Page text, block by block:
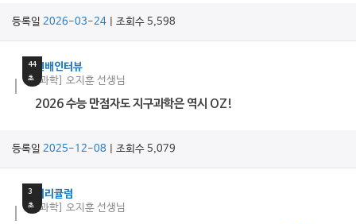
등록일 2026-03-24| 조회수 5,598
44
초
선배인터뷰
[과학] 오지훈 선생님
2026 수능 만점자도 지구과학은 역시 OZ!
등록일 2025-12-08 | 조회수 5,079
3
초
커리큘럼
[과학] 오지훈 선생님